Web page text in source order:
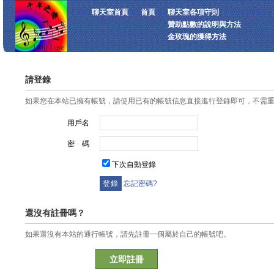
聊天室首頁 首頁
聊天室各項守則
贊助點數的說明與方法
金玫瑰的獲得方法
請登錄
如果您在本站已擁有帳號，請使用已有的帳號信息直接進行登錄即可，不需
用戶名
密 碼
下次自動登錄
忘記密碼?
還沒有註冊嗎？
如果還沒有本站的通行帳號，請先註冊一個屬於自己的帳號吧。
立即註冊